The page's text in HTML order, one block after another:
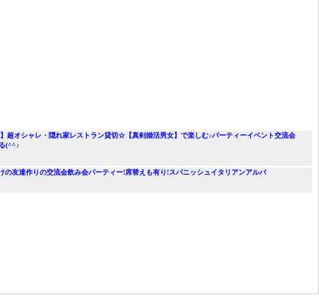
超オシャレ・隠れ家レストラン貸切☆【真剣婚活男女】で楽しむ♪パーティーイベント交流会
(^^♪
の友達作りの交流会飲み会パーティー!席替えも有り!スパニッシュイタリアンアルバ